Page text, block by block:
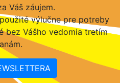
Váš záujem.
výlučne pre potreby
bez Vášho vedomia tretím